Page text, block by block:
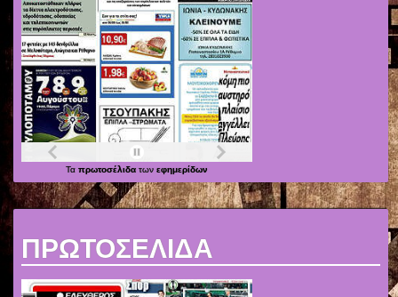
Τα πρωτοσέλιδα των εφημερίδων
ΠΡΩΤΟΣΕΛΙΔΑ